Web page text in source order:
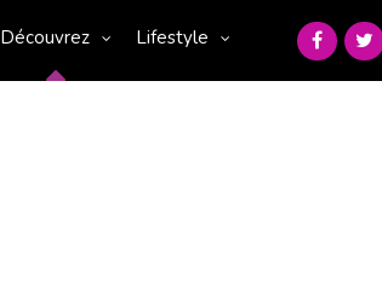
Découvrez Lifestyle